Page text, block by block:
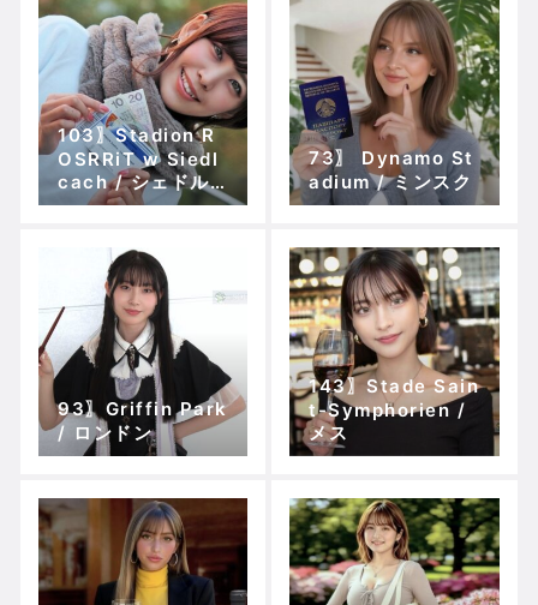
103〗Stadion R
OSRRiT w Siedl
cach / シェドル
ツェ
73〗 Dynamo St
adium / ミンスク
93〗Griffin Park
/ ロンドン
143〗Stade Sain
t-Symphorien /
メス